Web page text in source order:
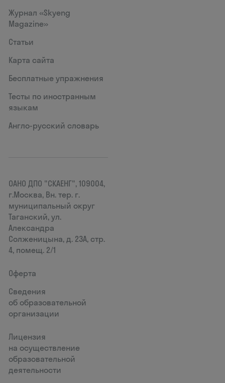
Журнал «Skyeng
Magazine»
Статьи
Карта сайта
Бесплатные упражнения
Тесты по иностранным
языкам
Англо-русский словарь
ОАНО ДПО "СКАЕНГ", 109004,
г.Москва, Вн. тер. г.
муниципальный округ
Таганский, ул.
Александра
Солженицына, д. 23А, стр.
4, помещ. 2/1
Оферта
Сведения
об образовательной
организации
Лицензия
на осуществление
образовательной
деятельности